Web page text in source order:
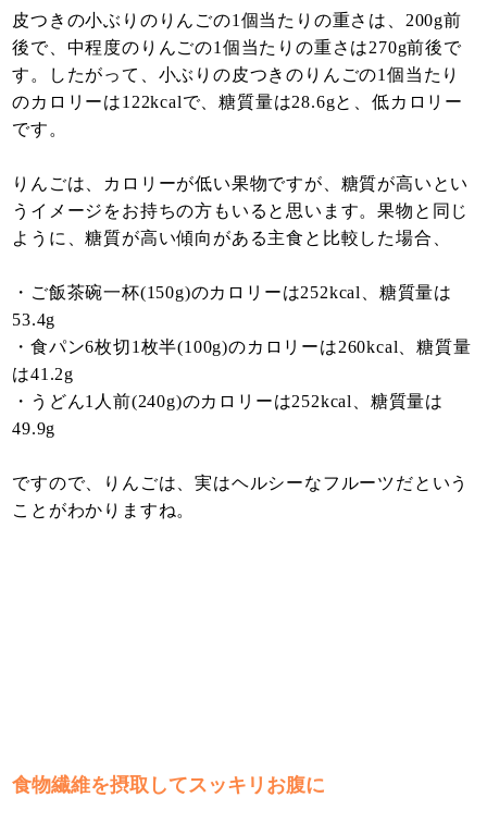
皮つきの小ぶりのりんごの1個当たりの重さは、200g前
後で、中程度のりんごの1個当たりの重さは270g前後で
す。したがって、小ぶりの皮つきのりんごの1個当たり
のカロリーは122kcalで、糖質量は28.6gと、低カロリー
です。
りんごは、カロリーが低い果物ですが、糖質が高いとい
うイメージをお持ちの方もいると思います。果物と同じ
ように、糖質が高い傾向がある主食と比較した場合、
・ご飯茶碗一杯(150g)のカロリーは252kcal、糖質量は
53.4g
・食パン6枚切1枚半(100g)のカロリーは260kcal、糖質量
は41.2g
・うどん1人前(240g)のカロリーは252kcal、糖質量は
49.9g
ですので、りんごは、実はヘルシーなフルーツだという
ことがわかりますね。
食物繊維を摂取してスッキリお腹に